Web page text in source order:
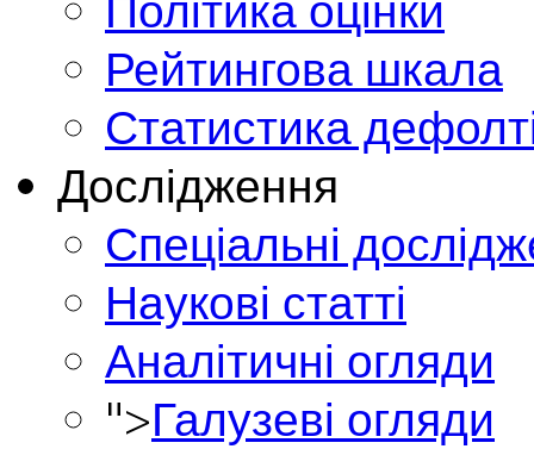
Рейтингова шкала
Статистика
Дослідження
Спеціальні
Наукові статті
Аналітичні огляди
">Галузеві огляди